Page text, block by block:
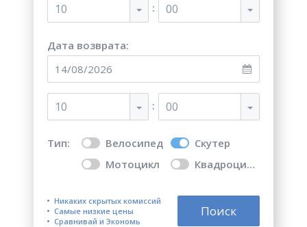
10 : 00
Дата возврата:
10 : 00
Тип: Велосипед
Скутер
Мотоцикл
Квадроцикл
Никаких скрытых комиссий
Самые низкие цены
Сравнивай и Экономь
Поиск